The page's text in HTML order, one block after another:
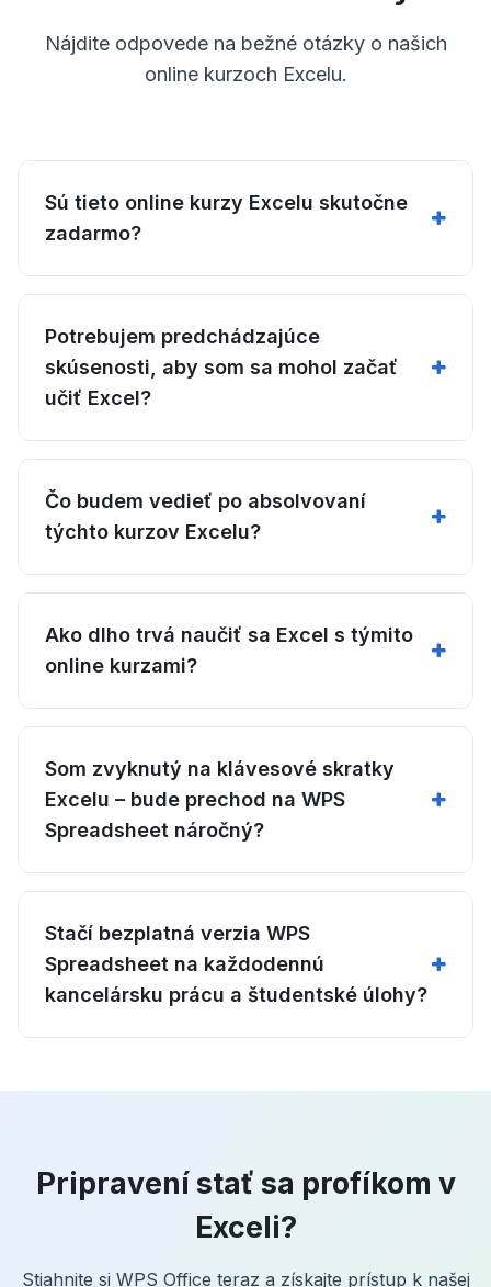
Nájdite odpovede na bežné otázky o našich
online kurzoch Excelu.
Sú tieto online kurzy Excelu skutočne
zadarmo?
Potrebujem predchádzajúce
skúsenosti, aby som sa mohol začať
učiť Excel?
Čo budem vedieť po absolvovaní
týchto kurzov Excelu?
Ako dlho trvá naučiť sa Excel s týmito
online kurzami?
Som zvyknutý na klávesové skratky
Excelu – bude prechod na WPS
Spreadsheet náročný?
Stačí bezplatná verzia WPS
Spreadsheet na každodennú
kancelársku prácu a študentské úlohy?
Pripravení stať sa profíkom v
Exceli?
Stiahnite si WPS Office teraz a získajte prístup k našej